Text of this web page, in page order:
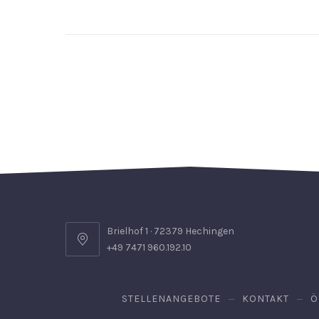
Brielhof 1 · 72379 Hechingen
+49 7471 960.192.10
STELLENANGEBOTE KONTAKT